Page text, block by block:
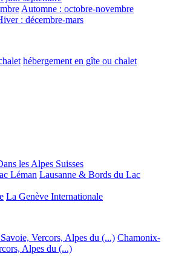
Automne : octobre-novembre
: décembre-mars
hébergement en gîte ou chalet
les Alpes Suisses
Léman Lausanne & Bords du Lac
La Genève Internationale
Vercors, Alpes du (...) Chamonix-
Alpes du (...)